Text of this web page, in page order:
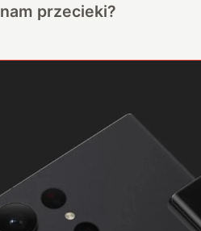
nam przecieki?